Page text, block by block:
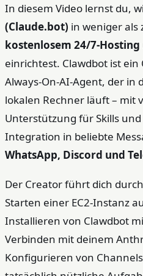
In diesem Video lernst du,
(Claude.bot) in weniger als
kostenlosem 24/7‑Hosting
einrichtest. Clawdbot ist ein
Always‑On‑AI‑Agent, der
lokalen Rechner läuft – mit
Unterstützung für Skills
Integration in beliebte
WhatsApp, Discord und
Der Creator führt dich
Starten einer EC2‑Instanz
Installieren von Clawdbot
Verbinden mit deinem
Konfigurieren von